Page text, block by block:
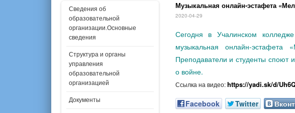
Сведения об
образовательной
организации.Основные
сведения
Структура и органы
управления
образовательной
организацией
Документы
Музыкальная онлайн-эстафета
2020-04-29
Сегодня в Учалинском
музыкальная онлайн-
Преподаватели и студенты споют
о войне.
Ссылка на видео:https://yadi.sk/d/
Facebook Twitter